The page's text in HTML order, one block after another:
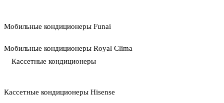
Мобильные кондиционеры Funai
Мобильные кондиционеры Royal Clima
Кассетные кондиционеры
Кассетные кондиционеры Hisense